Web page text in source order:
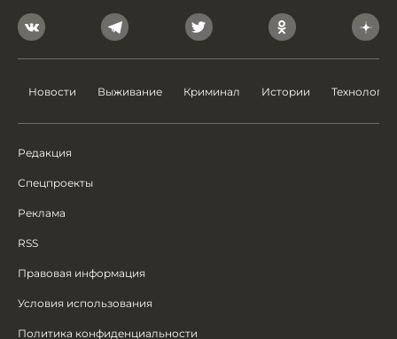
Новости Выживание Криминал Истории Технологии
Редакция
Спецпроекты
Реклама
RSS
Правовая информация
Условия использования
Политика конфиденциальности